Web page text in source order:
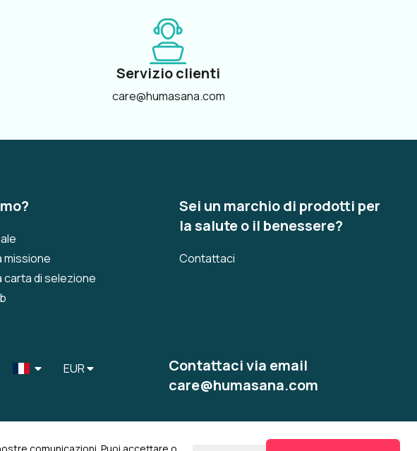
Servizio clienti
care@humasana.com
missione
carta di selezione
Sei un marchio di prodotti per
la salute o il benessere?
Contattaci
EUR
Contattaci via email
care@humasana.com